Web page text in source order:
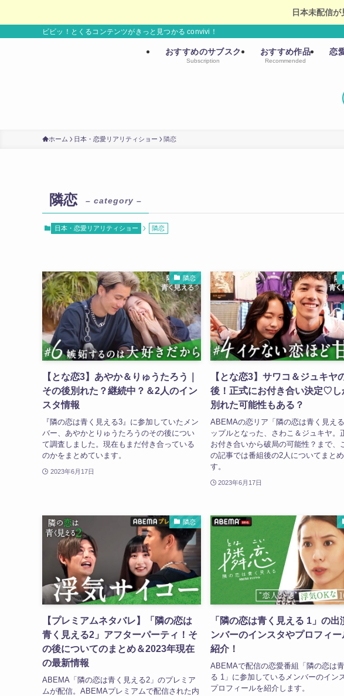
日本未配信
ビビッ！とくるコンテンツがきっと見つかる convivi！
おすすめのサブスク
Subscription
おすすめ作品
Recommended
恋
ホーム 日本・恋愛リアリティショー 隣恋
隣恋 – category –
日本・恋愛リアリティショー 隣恋
隣恋
【とな恋3】あやか＆りゅうたろう｜
その後別れた？継続中？＆2人のイン
スタ情報
『隣の恋は青く見える3』に参加していたメン
バー、あやかとりゅうたろうのその後につい
て調査しました。現在もまだ付き合っている
のかをまとめています。
2023年6月17日
【とな恋3】サワコ＆ジュキヤ
後！正式にお付き合い決定♡し
別れた可能性もある？
ABEMAの恋リア「隣の恋は青く見え
ップルとなった、さわこ＆ジュキヤ。
お付き合いから破局の可能性？まで、
の記事では番組後の2人についてまと
す。
2023年6月17日
隣恋
【プレミアムネタバレ】「隣の恋は
青く見える2」アフターパーティ！そ
の後についてのまとめ＆2023年現在
の最新情報
ABEMA「隣の恋は青く見える2」のプレミア
ムが配信。ABEMAプレミアムで配信された内
「隣の恋は青く見える 1」の出
ンバーのインスタやプロフィー
紹介！
ABEMAで配信の恋愛番組「隣の恋は
る 1」に参加しているメンバーのイン
プロフィールを紹介します。